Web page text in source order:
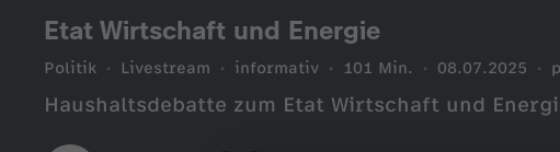
Etat Wirtschaft und Energie
Politik Livestream informativ 101 Min. 08.07.2025
Haushaltsdebatte zum Etat Wirtschaft und